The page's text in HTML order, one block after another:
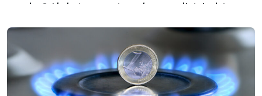
worden? Als het aan wetenschappers ligt, is dat een